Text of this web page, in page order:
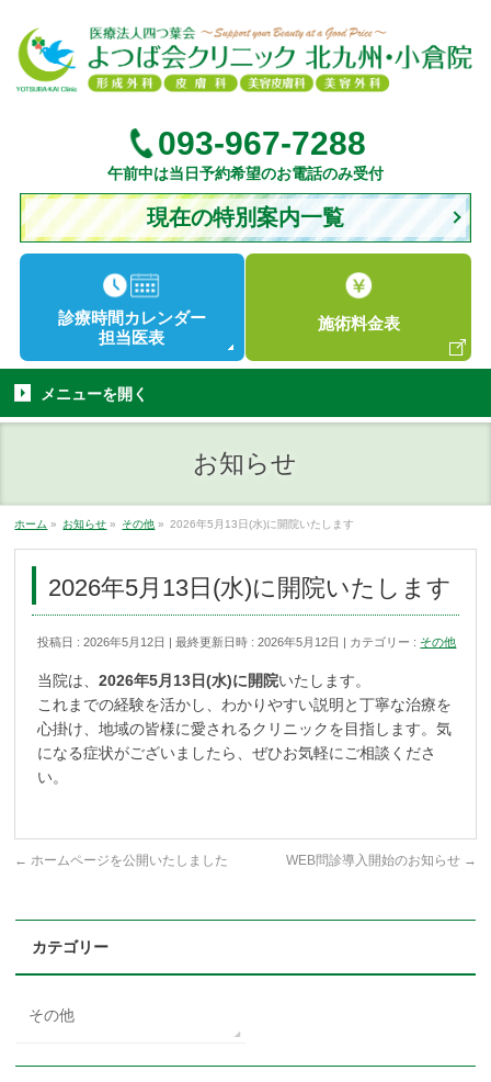
093-967-7288
午前中は当日予約希望のお電話のみ受付
現在の特別案内一覧
診療時間 カレンダー
担当医表
施術料金表
メニューを開く
お知らせ
ホーム » お知らせ » その他 » 2026年5月13日(水)に開院いたします
2026年5月13日(水)に開院いたします
投稿日 : 2026年5月12日 最終更新日時 : 2026年5月12日 カテゴリー : その他
当院は、2026年5月13日(水)に開院いたします。
これまでの経験を活かし、わかりやすい説明と丁寧な治療を
心掛け、地域の皆様に愛されるクリニックを目指します。気
になる症状がございましたら、ぜひお気軽にご相談くださ
い。
← ホームページを公開いたしました WEB問診導入開始のお知らせ →
カテゴリー
その他